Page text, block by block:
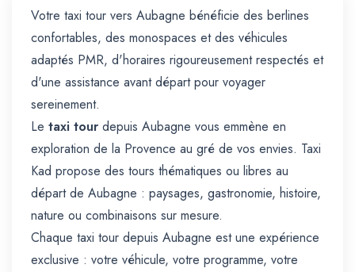
Votre taxi tour vers Aubagne bénéficie des berlines
confortables, des monospaces et des véhicules
adaptés PMR, d'horaires rigoureusement respectés et
d'une assistance avant départ pour voyager
sereinement.
Le taxi tour depuis Aubagne vous emmène en
exploration de la Provence au gré de vos envies. Taxi
Kad propose des tours thématiques ou libres au
départ de Aubagne : paysages, gastronomie, histoire,
nature ou combinaisons sur mesure.
Chaque taxi tour depuis Aubagne est une expérience
exclusive : votre véhicule, votre programme, votre